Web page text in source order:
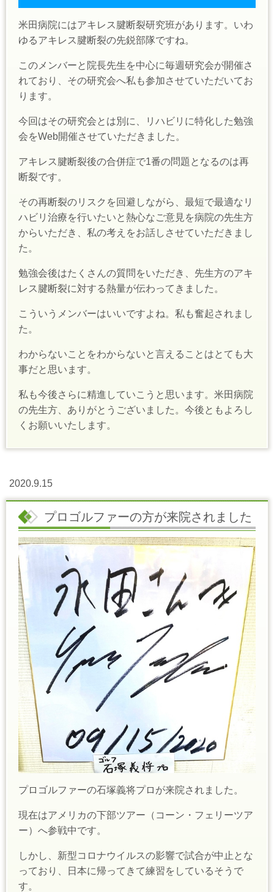
米田病院にはアキレス腱断裂研究班があります。いわ
ゆるアキレス腱断裂の先鋭部隊ですね。
このメンバーと院長先生を中心に毎週研究会が開催さ
れており、その研究会へ私も参加させていただいてお
ります。
今回はその研究会とは別に、リハビリに特化した勉強
会をWeb開催させていただきました。
アキレス腱断裂後の合併症で1番の問題となるのは再
断裂です。
その再断裂のリスクを回避しながら、最短で最適なリ
ハビリ治療を行いたいと熱心なご意見を病院の先生方
からいただき、私の考えをお話しさせていただきまし
た。
勉強会後はたくさんの質問をいただき、先生方のアキ
レス腱断裂に対する熱量が伝わってきました。
こういうメンバーはいいですよね。私も奮起されまし
た。
わからないことをわからないと言えることはとても大
事だと思います。
私も今後さらに精進していこうと思います。米田病院
の先生方、ありがとうございました。今後ともよろし
くお願いいたします。
2020.9.15
プロゴルファーの方が来院されました
プロゴルファーの石塚義将プロが来院されました。
現在はアメリカの下部ツアー（コーン・フェリーツア
ー）へ参戦中です。
しかし、新型コロナウイルスの影響で試合が中止とな
っており、日本に帰ってきて練習をしているそうで
す。